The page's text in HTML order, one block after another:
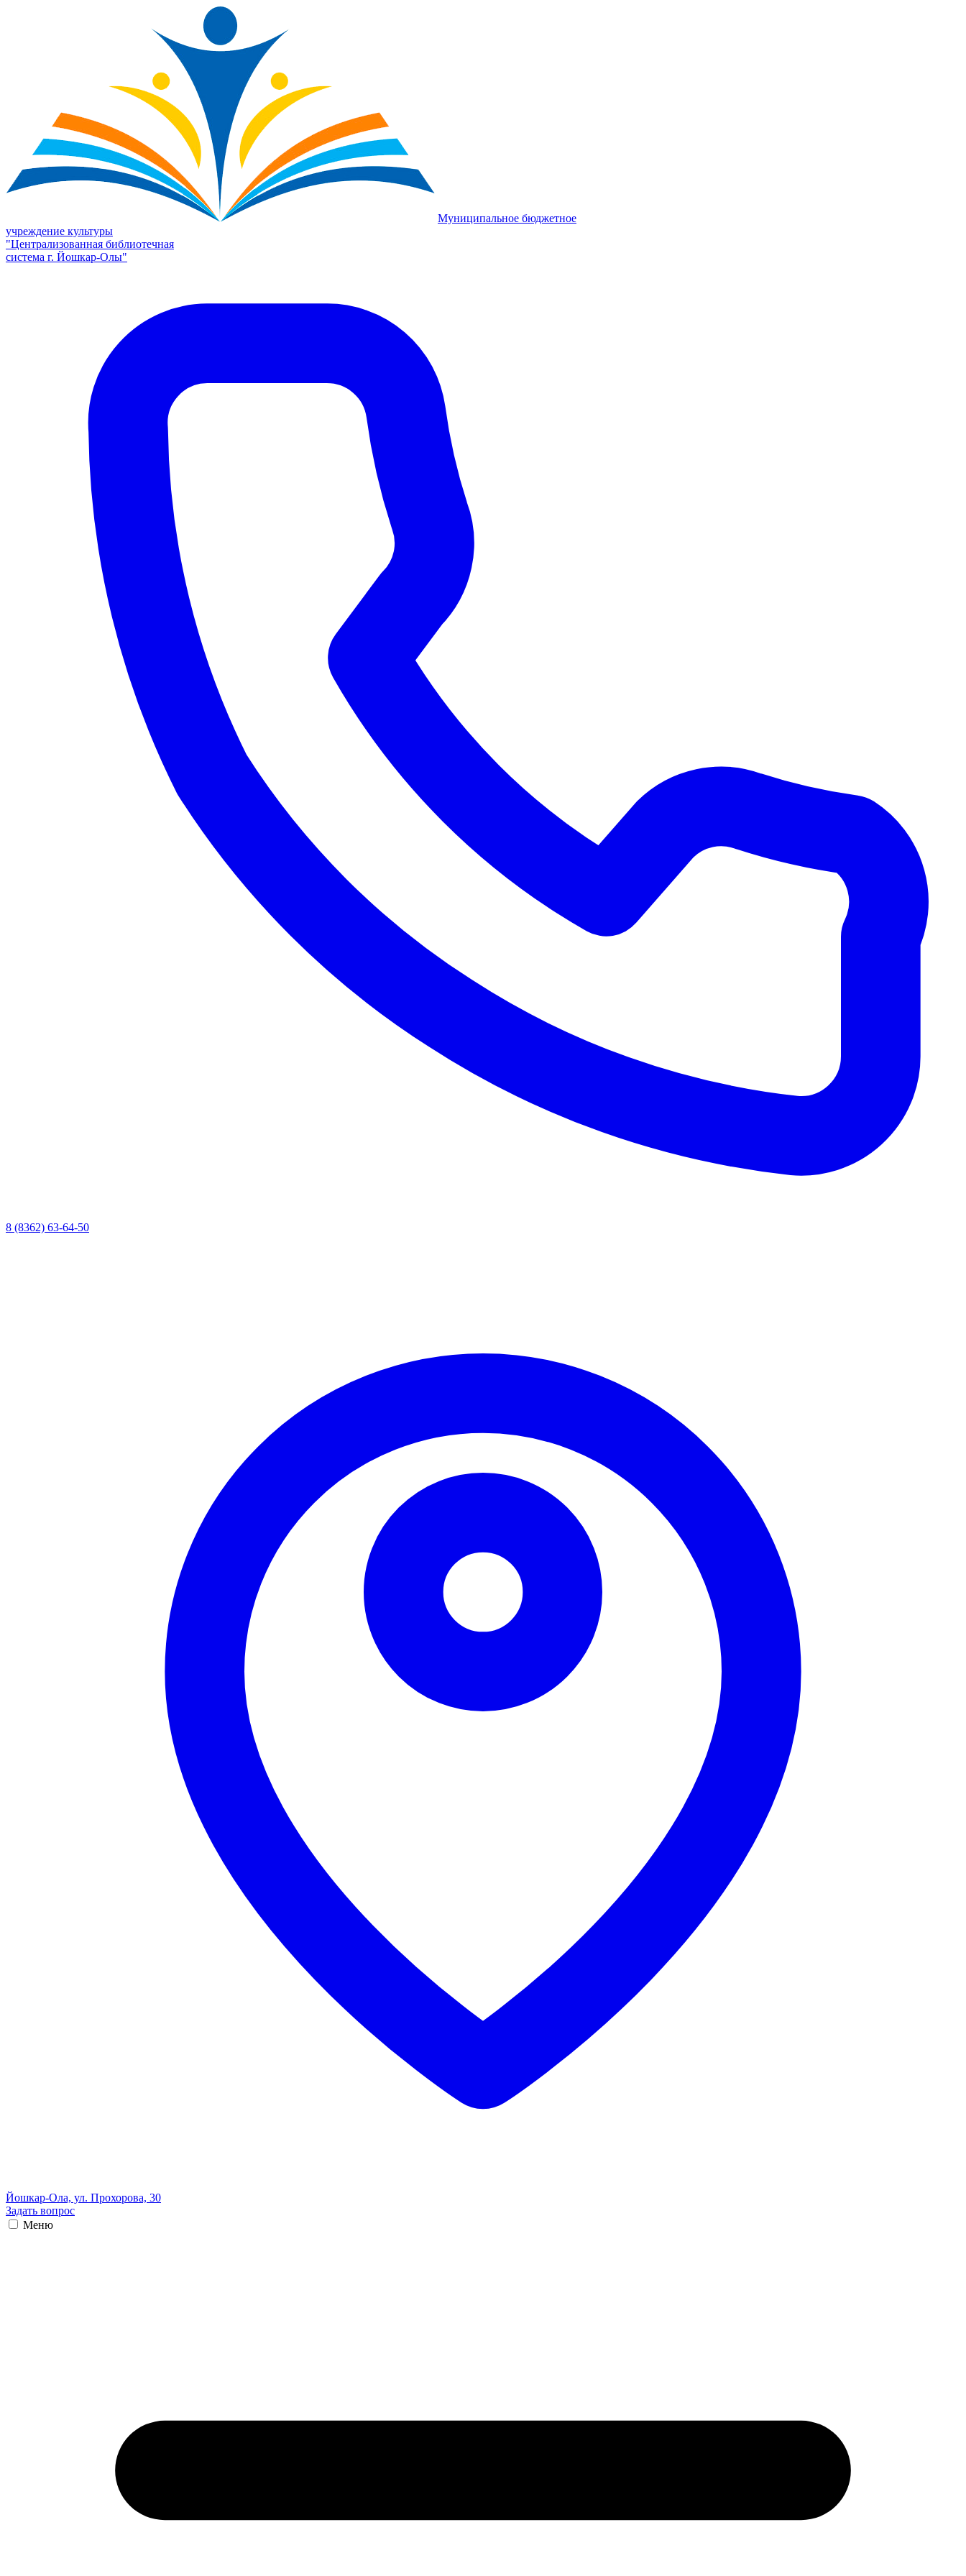
Муниципальное бюджетное
учреждение культуры
"Централизованная библиотечная
система г. Йошкар-Олы"
8 (8362) 63-64-50
Йошкар-Ола, ул. Прохорова, 30
Задать вопрос
Меню